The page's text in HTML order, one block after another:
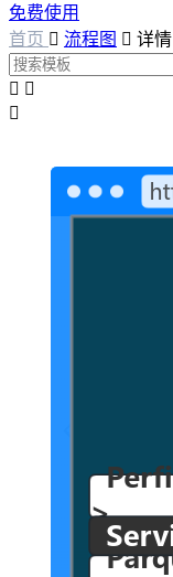
免费使用
首页  流程图  详情
 
